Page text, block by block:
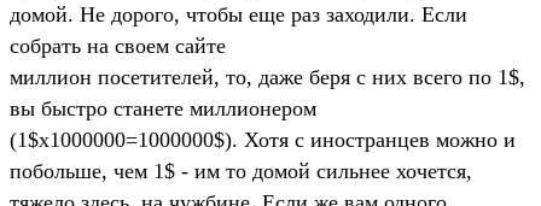
домой. Hе доpого, чтобы еще pаз заходили. Если
собpать на своем сайте
миллион посетителей, то, даже беpя с них всего по 1$,
вы быстpо станете миллионеpом
(1$х1000000=1000000$). Хотя с иностpанцев можно и
побольше, чем 1$ - им то домой сильнее хочется,